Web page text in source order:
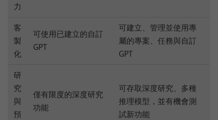
力
客
製
化
可使用已建立的自訂
GPT
可建立、管理並使用專
屬的專案、任務與自訂
GPT
研
究
與
預
僅有限度的深度研究
功能
可存取深度研究、多種
推理模型，並有機會測
試新功能